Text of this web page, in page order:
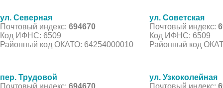
ул. Северная
Почтовый индекс: 694670
Код ИФНС: 6509
Районный код ОКАТО: 64254000010
ул. Советская
Почтовый индекс:
Код ИФНС: 6509
Районный код
пер. Трудовой
Почтовый индекс: 694670
ул. Узкоколейная
Почтовый индекс: